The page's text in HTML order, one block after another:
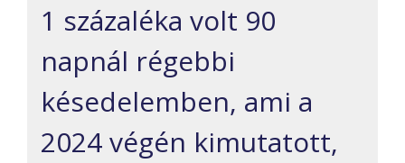
1 százaléka volt 90
napnál régebbi
késedelemben, ami a
2024 végén kimutatott,